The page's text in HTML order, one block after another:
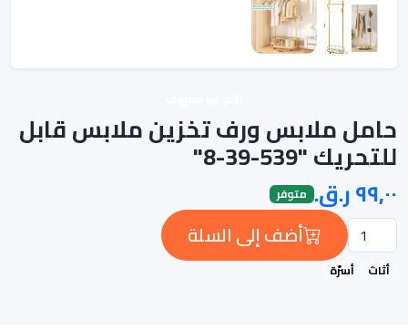
حامل ملابس ورف تخزين ملابس قابل
للتحريك "539-39-8"
متوفر
أضف إلى السلة
أثاث أسرّة